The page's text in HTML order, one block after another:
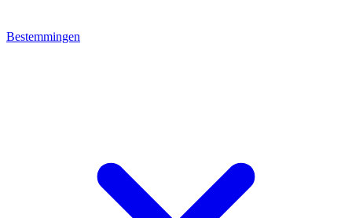
Bestemmingen